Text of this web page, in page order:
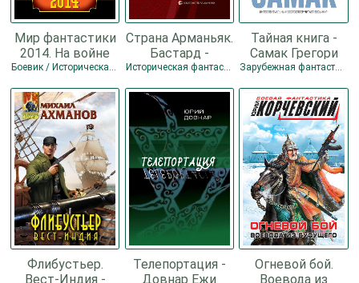
Мир фантастики
2014. На войне
как на войне -
Игоревич
Боевик / Историческая фантастика / Разная фантастика
Страна Арманьяк.
Бастард -
Башибузук
Историческая фантастика / Разная фантастика
Тайная книга -
Самак Грегори
Зарубежная фантастика / Иностранный детектив / Историческая фантастика / Разная фантастика / Боевик
Флибустьер.
Вест-Индия -
Телепортация -
Довнар Ежи
Огневой бой.
Воевода из